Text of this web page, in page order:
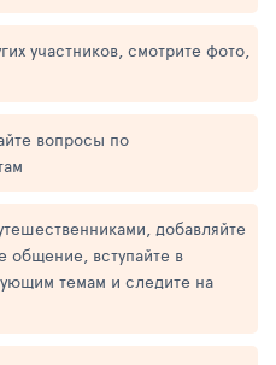
участников, смотрите фото,
вопросы по
добавляйте
общение, вступайте в
темам и следите на